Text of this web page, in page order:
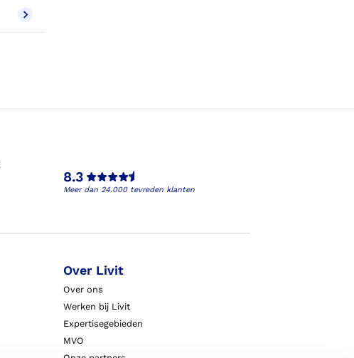
8.3
Meer dan 24.000 tevreden klanten
Over Livit
Over ons
Werken bij Livit
Expertisegebieden
MVO